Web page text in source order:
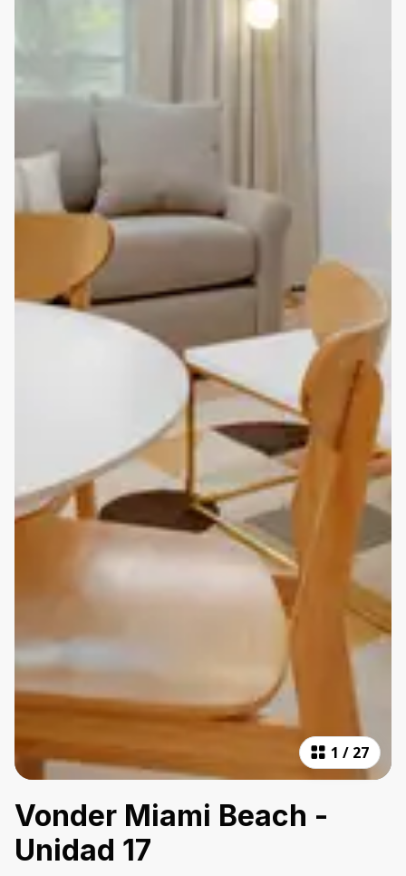
1 / 27
Vonder Miami Beach -
Unidad 17